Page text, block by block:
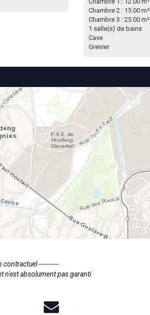
Chambre 2 : 15.00 m²
Chambre 3 : 25.00 m²
1 salle(s) de bains
Cave
Grenier
----------
n'est absolument pas garanti